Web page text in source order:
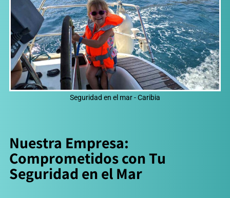
Seguridad en el mar - Caribia
Nuestra Empresa:
Comprometidos con Tu
Seguridad en el Mar